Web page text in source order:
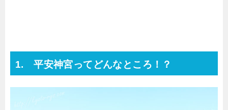
1. 平安神宮ってどんなところ！？